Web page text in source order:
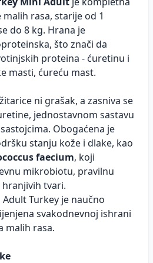
rasa, starije od 1
do 8 kg. Hrana je
što znači da
proteina - ćuretinu i
masti, ćureću mast.
ni grašak, a zasniva se
jednostavnom sastavu
Obogaćena je
stanju kože i dlake, kao
faecium, koji
mikrobiotu, pravilnu
tvari.
Turkey je naučno
svakodnevnoj ishrani
malih rasa.